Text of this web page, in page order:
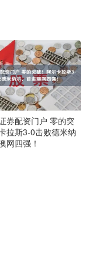
券配资门户 零的突
拉斯3-0击败德米纳
网四强！